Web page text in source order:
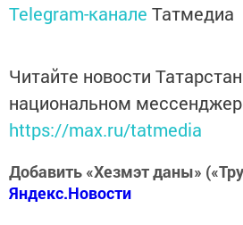
Telegram-канале Татмедиа
Читайте новости
национальном
https://max.ru/tatmedia
Добавить «Хезмэт даны»
Яндекс.Новости